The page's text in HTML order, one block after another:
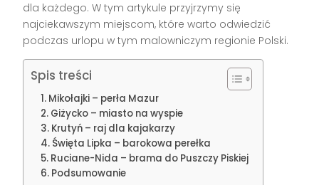
dla każdego. W tym artykule przyjrzymy się
najciekawszym miejscom, które warto odwiedzić
podczas urlopu w tym malowniczym regionie Polski.
Spis treści
Mikołajki – perła Mazur
Giżycko – miasto na wyspie
Krutyń – raj dla kajakarzy
Święta Lipka – barokowa perełka
Ruciane-Nida – brama do Puszczy Piskiej
Podsumowanie